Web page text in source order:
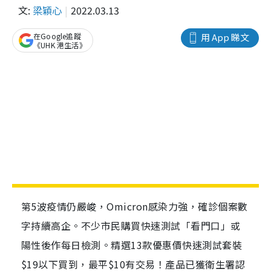
文: 梁穎心 2022.03.13
用 App 睇文
在Google追蹤
《UHK 港生活》
第5波疫情仍嚴峻，Omicron感染力強，確診個案數
字持續高企。不少市民購買快速測試「看門口」或
陽性後作每日檢測。精選13款優惠價快速測試套裝
$19以下買到，最平$10有交易！產品已獲衛生署認